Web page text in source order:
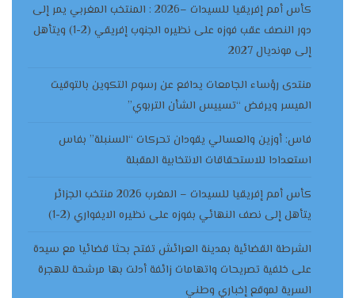
كأس أمم إفريقيا للسيدات –2026 : المنتخب المغربي يمر إلى
دور النصف عقب فوزه على نظيره الجنوب إفريقي (2-1) ويتأهل
إلى مونديال 2027
منتدى رؤساء الجامعات يدافع عن رسوم التكوين بالتوقيت
الميسر ويرفض “تسييس الشأن التربوي”
فاس: أوزين والعسالي يقودان تحركات “السنبلة” بفاس
استعدادا للاستحقاقات الانتخابية المقبلة
كأس أمم إفريقيا للسيدات – المغرب 2026 منتخب الجزائر
يتأهل إلى نصف النهائي بفوزه على نظيره الايفواري (2-1)
الشرطة القضائية بمدينة العرائش تفتح بحثا قضائيا مع سيدة
على خلفية تصريحات واتهامات زائفة أدلت بها مرشحة للهجرة
السرية لموقع إخباري وطني